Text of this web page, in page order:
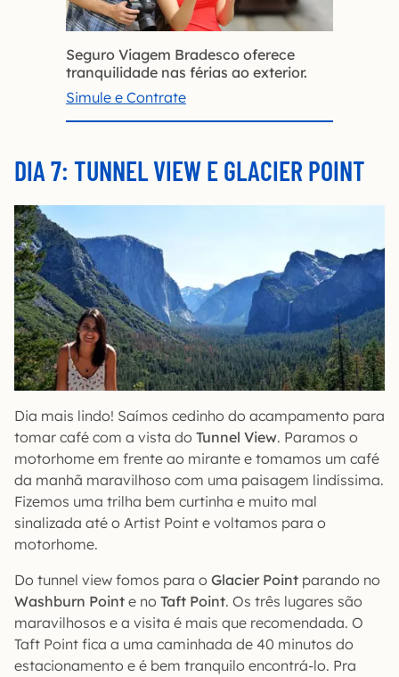
Seguro Viagem Bradesco oferece
tranquilidade nas férias ao exterior.
Simule e Contrate
DIA 7: TUNNEL VIEW E GLACIER POINT
Dia mais lindo! Saímos cedinho do acampamento para
tomar café com a vista do Tunnel View. Paramos o
motorhome em frente ao mirante e tomamos um café
da manhã maravilhoso com uma paisagem lindíssima.
Fizemos uma trilha bem curtinha e muito mal
sinalizada até o Artist Point e voltamos para o
motorhome.
Do tunnel view fomos para o Glacier Point parando no
Washburn Point e no Taft Point. Os três lugares são
maravilhosos e a visita é mais que recomendada. O
Taft Point fica a uma caminhada de 40 minutos do
estacionamento e é bem tranquilo encontrá-lo. Pra